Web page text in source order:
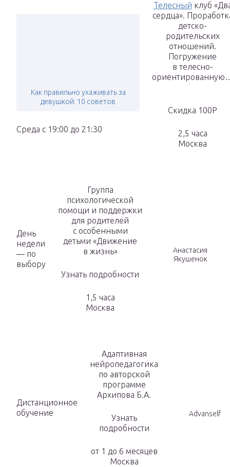
Как правильно ухаживать за
девушкой: 10 советов
Среда с 19:00 до 21:30
Телесный клуб
сердца».
детско-
родительских
отношений.
Погружение
в телесно-
Скидка 100Р
2,5 часа
Москва
День
недели
— по
выбору
Группа
психологической
помощи и поддержки
для родителей
с особенными
детьми «Движение
в жизнь»
Узнать подробности
1,5 часа
Москва
Анастасия
Якушенок
Дистанционное
обучение
Адаптивная
нейропедагогика
по авторской
программе
Архипова Б.А.
Узнать
подробности
от 1 до 6 месяцев
Москва
Advanself